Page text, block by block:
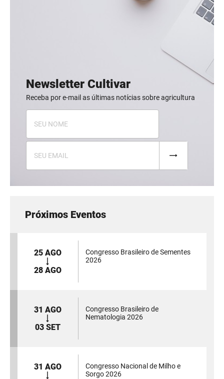
Newsletter Cultivar
Receba por e-mail as últimas notícias sobre agricultura
Próximos Eventos
25 AGO
28 AGO
Congresso Brasileiro de Sementes
2026
31 AGO
03 SET
Congresso Brasileiro de
Nematologia 2026
31 AGO
Congresso Nacional de Milho e
Sorgo 2026